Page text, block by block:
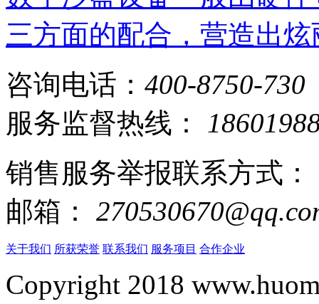
三方面的配合，营造出
咨询电话： 400-8750-730
服务监督热线：
销售服务举报联系方式：
邮箱：
关于我们 所获荣誉 联系我们 服务项目 合作企业
Copyright 2018